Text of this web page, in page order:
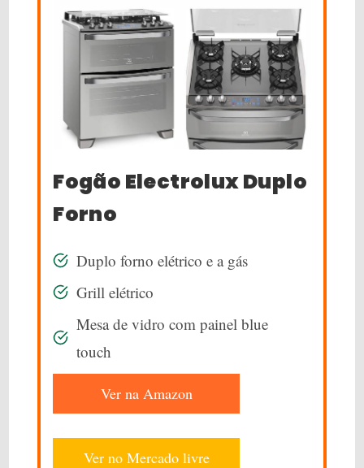
Fogão Electrolux Duplo
Forno
Duplo forno elétrico e a gás
Grill elétrico
Mesa de vidro com painel blue
touch
Ver na Amazon
Ver no Mercado livre